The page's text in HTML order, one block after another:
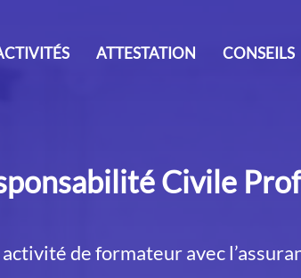
ATTESTATION CONSEILS
Civile
de formateur avec